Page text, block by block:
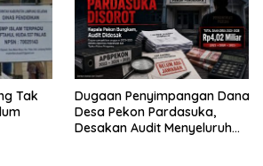
Tak
Dugaan Penyimpangan Dana
Desa Pekon Pardasuka,
Desakan Audit Menyeluruh